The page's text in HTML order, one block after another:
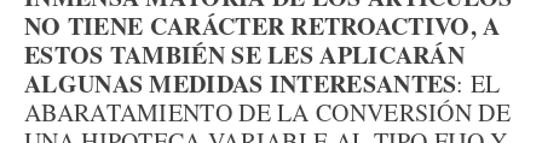
NO TIENE CARÁCTER RETROACTIVO, A
ESTOS TAMBIÉN SE LES APLICARÁN
ALGUNAS MEDIDAS INTERESANTES: EL
ABARATAMIENTO DE LA CONVERSIÓN DE